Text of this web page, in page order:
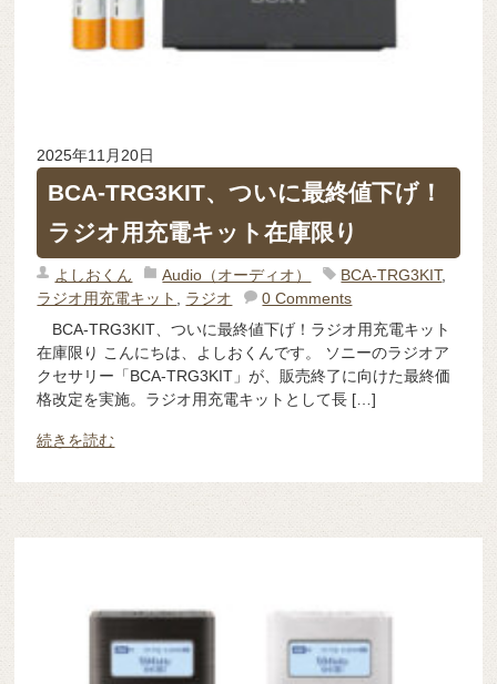
2025年11月20日
BCA-TRG3KIT、ついに最終値下げ！
ラジオ用充電キット在庫限り
よしおくん Audio（オーディオ） BCA-TRG3KIT,
ラジオ用充電キット
ラジオ
0 Comments
BCA-TRG3KIT、ついに最終値下げ！ラジオ用充電キット
在庫限り こんにちは、よしおくんです。 ソニーのラジオア
クセサリー「BCA-TRG3KIT」が、販売終了に向けた最終価
格改定を実施。ラジオ用充電キットとして長 […]
続きを読む